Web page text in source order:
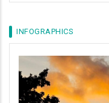
INFOGRAPHICS